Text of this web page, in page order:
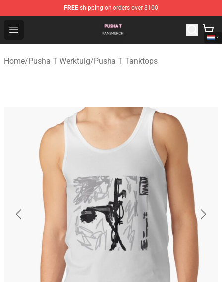
FREE shipping on orders over $100
Open menu
Pusha T Shop - Official Pusha T Merchandise Store
Home/Pusha T Werktuig/Pusha T Tanktops